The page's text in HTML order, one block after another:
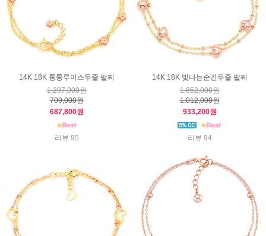
14K 18K 통통루이스두줄 팔찌
1,297,000원
709,000원
687,800원
리뷰 95
14K 18K 빛나는순간두줄 팔찌
1,852,000원
1,012,000원
933,200원
리뷰 94